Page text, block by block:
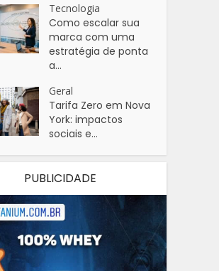
Tecnologia
Como escalar sua
marca com uma
estratégia de ponta
a...
Geral
Tarifa Zero em Nova
York: impactos
sociais e...
PUBLICIDADE